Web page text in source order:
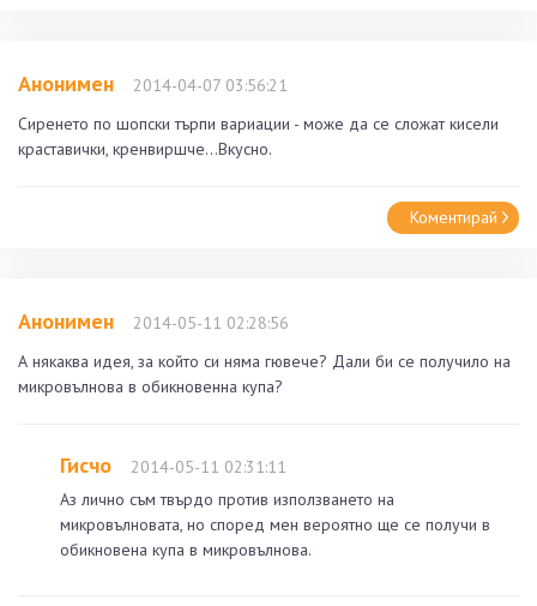
Анонимен
2014-04-07 03:56:21
Сиренето по шопски търпи вариации - може да се сложат кисели
краставички, кренвиршче...Вкусно.
Коментирай
Анонимен
2014-05-11 02:28:56
А някаква идея, за който си няма гювече? Дали би се получило на
микровълнова в обикновенна купа?
Гисчо
2014-05-11 02:31:11
Аз лично съм твърдо против използването на
микровълновата, но според мен вероятно ще се получи в
обикновена купа в микровълнова.